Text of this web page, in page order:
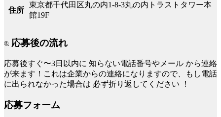
住所
東京都千代田区丸の内1-8-3丸の内トラストタワー本
館19F
応募後の流れ
応募後すぐ〜3日以内に 知らない電話番号やメール から連絡
が来ます！これは企業からの連絡になりますので、もし電話
に出られなかった場合は 必ず折り返してください ！
応募フォーム